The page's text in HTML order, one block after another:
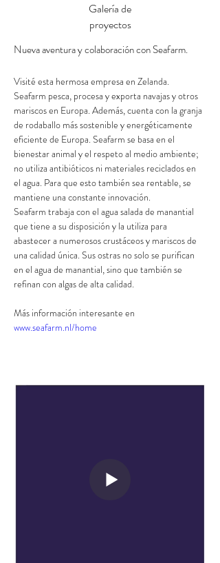
Galería de
proyectos
Nueva aventura y colaboración con Seafarm.
Visité esta hermosa empresa en Zelanda.
Seafarm pesca, procesa y exporta navajas y otros
mariscos en Europa. Además, cuenta con la granja
de rodaballo más sostenible y energéticamente
eficiente de Europa. Seafarm se basa en el
bienestar animal y el respeto al medio ambiente;
no utiliza antibióticos ni materiales reciclados en
el agua. Para que esto también sea rentable, se
mantiene una constante innovación.
Seafarm trabaja con el agua salada de manantial
que tiene a su disposición y la utiliza para
abastecer a numerosos crustáceos y mariscos de
una calidad única. Sus ostras no solo se purifican
en el agua de manantial, sino que también se
refinan con algas de alta calidad.
Más información interesante en
www.seafarm.nl/home